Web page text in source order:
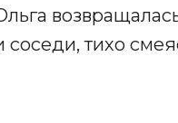
соседи, тихо